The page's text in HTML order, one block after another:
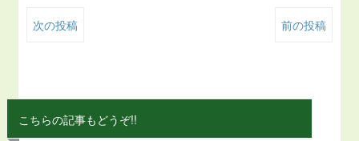
次の投稿 前の投稿
こちらの記事もどうぞ!!